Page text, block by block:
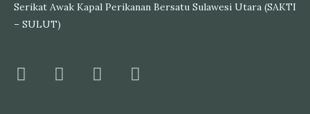
Serikat Awak Kapal Perikanan Bersatu Sulawesi Utara (SAKTI
– SULUT)